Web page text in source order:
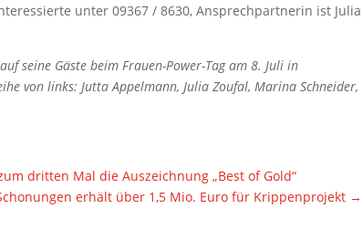
unter 09367 / 8630, Ansprechpartnerin ist Julia
seine Gäste beim Frauen-Power-Tag am 8. Juli in
von links: Jutta Appelmann, Julia Zoufal, Marina Schneider,
dritten Mal die Auszeichnung „Best of Gold“
erhält über 1,5 Mio. Euro für Krippenprojekt →